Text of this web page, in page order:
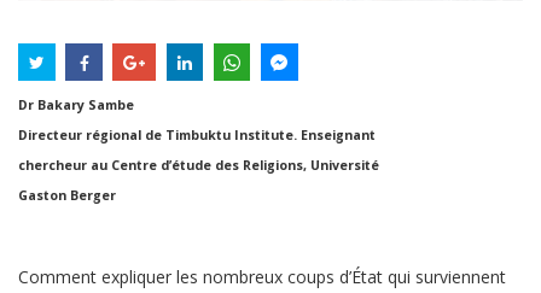
Dr Bakary Sambe
Directeur régional de Timbuktu Institute. Enseignant
chercheur au Centre d’étude des Religions, Université
Gaston Berger
Comment expliquer les nombreux coups d’État qui surviennent